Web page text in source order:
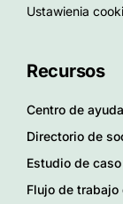
Ustawienia
Recursos
Centro de ayuda
Directorio de
Estudio de caso
Flujo de